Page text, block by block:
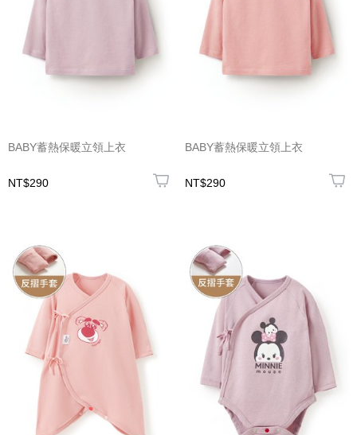
BABY蓄熱保暖立領上衣
NT$290
BABY蓄熱保暖立領上衣
NT$290